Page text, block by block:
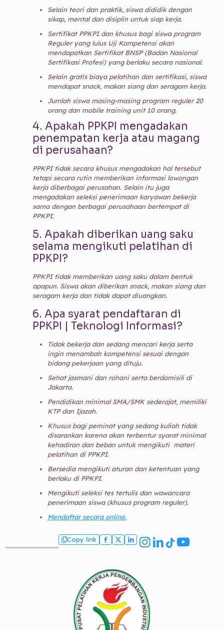
Selain teori dan praktik, siswa dididik dengan
sikap, mental dan disiplin untuk siap kerja.
Sertifikat PPKPI dan khusus bagi siswa program
Reguler yang lulus Uji Kompetensi akan
mendapatkan Sertifikat BNSP (Badan Nasional
Sertifikasi Profesi) yang berlaku secara nasional.
Selain gratis biaya pelatihan dan sertifikasi, siswa
mendapat snack, makan siang dan seragam kerja.
Jumlah siswa masing-masing program reguler 20
orang dan mobile training unit 10 orang.
4. Apakah PPKPI mengadakan
penempatan kerja atau magang
di perusahaan?
PPKPI tidak secara khusus mengadakan hal tersebut
tetapi secara rutin memberikan informasi lowongan
kerja diberbagai perusahan. Selain itu juga
mengadakan seleksi penerimaan karyawan bekerja
sama dengan berbagai perusahaan bertempat di
PPKPI.
5. Apakah diberikan uang saku
selama mengikuti pelatihan di
PPKPI?
PPKPI tidak memberikan uang saku dalam bentuk
apapun. Siswa akan diberikan snack, makan siang dan
seragam kerja dan tidak dapat diuangkan.
6. Apa syarat pendaftaran di
PPKPI | Teknologi Informasi?
Tidak bekerja dan sedang mencari kerja serta
ingin menambah kompetensi sesuai dengan
bidang pekerjaan yang dituju.
Sehat jasmani dan rohani serta berdomisili di
Jakarta.
Pendidikan minimal SMA/SMK sederajat, memiliki
KTP dan Ijazah.
Khusus bagi peminat yang sedang kuliah tidak
disarankan karena akan terbentur syarat minimal
kehadiran dan beban untuk mengikuti materi
pelatihan di PPKPI.
Bersedia mengikuti aturan dan ketentuan yang
berlaku di PPKPI.
Mengikuti seleksi tes tertulis dan wawancara
penerimaan siswa (khusus program reguler).
Mendaftar secara online.
Copy link